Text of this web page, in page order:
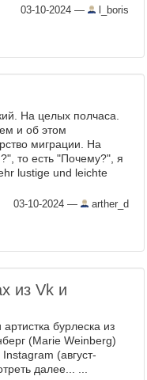
Биологи научили
...
03-10-2024 — l_boris
На целых полчаса.
и об этом
миграции. На
то есть "Почему?", я
lustige und leichte
03-10-2024 — arther_d
из Vk и
бурлеска из
(Marie Weinberg)
(август-
далее... ...